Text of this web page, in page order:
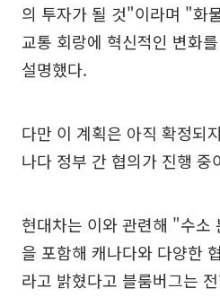
의 투자가 될 것"이라며 "화
교통 회랑에 혁신적인 변화
설명했다.
다만 이 계획은 아직 확정되
나다 정부 간 협의가 진행 중
현대차는 이와 관련해 "수소
을 포함해 캐나다와 다양한
라고 밝혔다고 블룸버그는